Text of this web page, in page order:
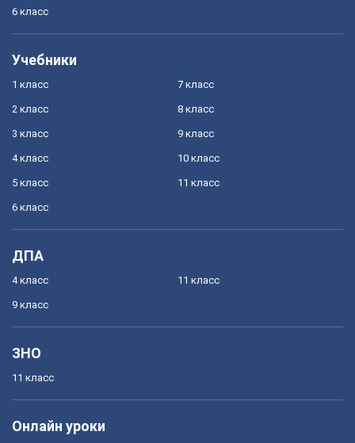
6 класс
Учебники
1 класс
2 класс
3 класс
4 класс
5 класс
6 класс
7 класс
8 класс
9 класс
10 класс
11 класс
ДПА
4 класс
9 класс
11 класс
ЗНО
11 класс
Онлайн уроки